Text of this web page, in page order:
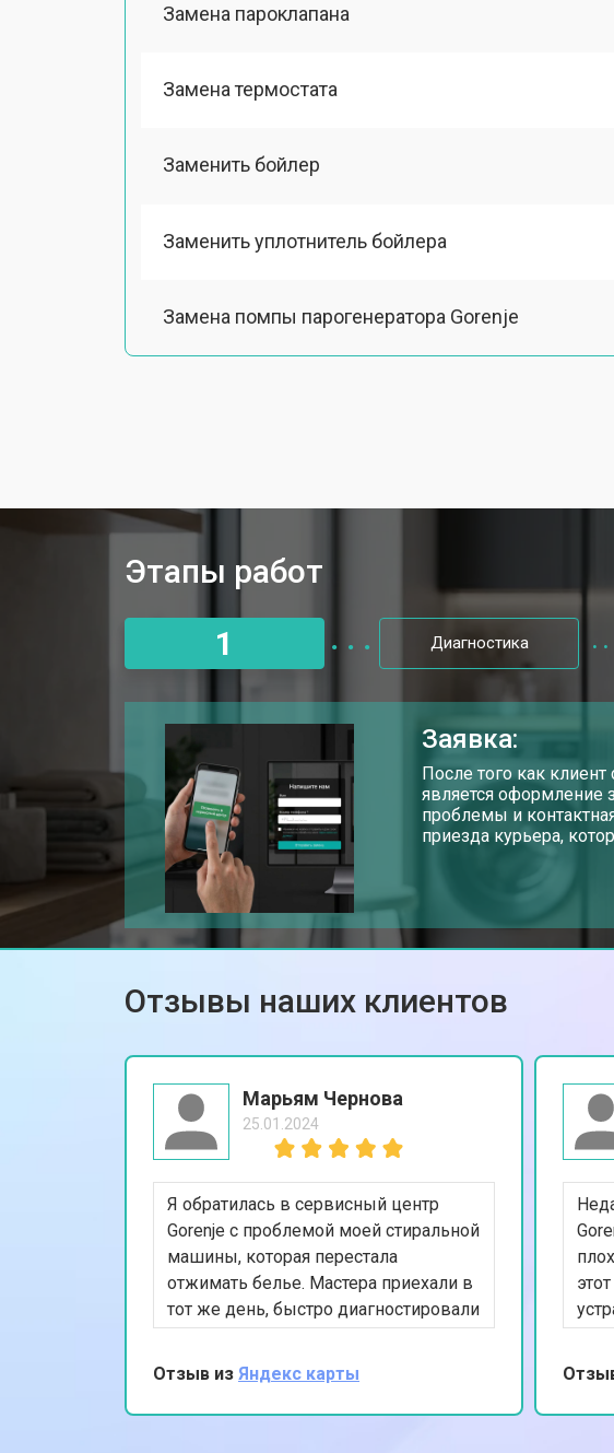
Замена пароклапана
Замена термостата
Заменить бойлер
Заменить уплотнитель бойлера
Замена помпы парогенератора Gorenje
Замена шнура питания
Корпусный ремонт (замена резинок, креплений,
Профилактическая чистка
Этапы работ
1
Диагностика
Заявка:
После того как
является оформление
проблемы и
приезда курьера,
Отзывы наших клиентов
Марьям Чернова
25.01.2024
Я обратилась в сервисный центр
Gorenje с проблемой моей стиральной
машины, которая перестала
отжимать белье. Мастера приехали в
тот же день, быстро диагностировали
неисправность и заменили
изношенный насос. Я впечатлена их
профессионализмом и
оперативностью. Спасибо за
Отзыв из Яндекс карты
и
за